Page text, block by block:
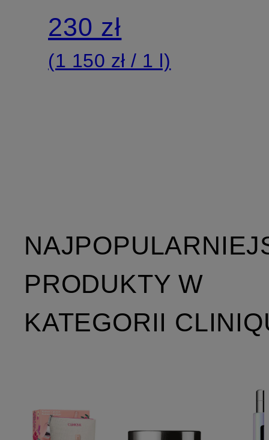
230 zł
(1 150 zł / 1 l)
PRODUKTY W
KATEGORII